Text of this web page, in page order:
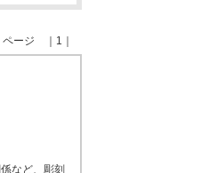
ページ ｜1｜
など、彫刻